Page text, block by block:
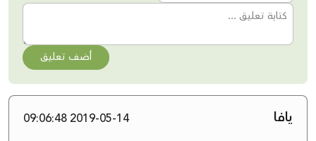
أضف تعليق
يافا 2019-05-14 09:06:48